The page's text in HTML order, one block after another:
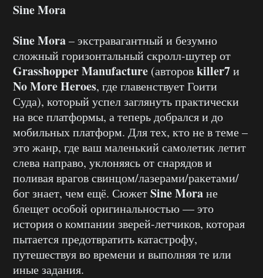
Sine Mora
Sine Mora– экстравагантный и безумно
сложный горизонтальный скролл-шутер от
Grasshopper Manufacture (авторовkiller7и
No More Heroes, где главенствует Гоити
Суда), который успел заглянуть практически
на все платформы, а теперь добрался и до
мобильных платформ. Для тех, кто не в теме –
это жанр, где ваш маленький самолетик летит
слева направо, уклоняясь от снарядов и
поливая врагов свинцом/лазерами/ракетами/
бог знает, чем ещё. СюжетSine Moraне
блещет особой оригинальностью — это
история о компании зверей-летчиков, которая
пытается предотвратить катастрофу,
путешествуя во времени и выполняя те или
иные задания.